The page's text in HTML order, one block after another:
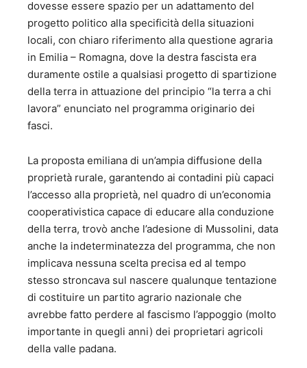
dovesse essere spazio per un adattamento del
progetto politico alla specificità della situazioni
locali, con chiaro riferimento alla questione agraria
in Emilia – Romagna, dove la destra fascista era
duramente ostile a qualsiasi progetto di spartizione
della terra in attuazione del principio “la terra a chi
lavora” enunciato nel programma originario dei
fasci.
La proposta emiliana di un’ampia diffusione della
proprietà rurale, garantendo ai contadini più capaci
l’accesso alla proprietà, nel quadro di un’economia
cooperativistica capace di educare alla conduzione
della terra, trovò anche l’adesione di Mussolini, data
anche la indeterminatezza del programma, che non
implicava nessuna scelta precisa ed al tempo
stesso stroncava sul nascere qualunque tentazione
di costituire un partito agrario nazionale che
avrebbe fatto perdere al fascismo l’appoggio (molto
importante in quegli anni) dei proprietari agricoli
della valle padana.